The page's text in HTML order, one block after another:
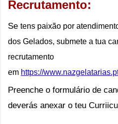
Recrutamento:
Se tens paixão por
dos Gelados, submete a tua
recrutamento
em https://
Preenche o formulário de
deverás anexar o teu